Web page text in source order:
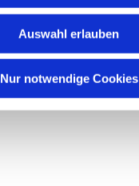
Auswahl erlauben
Nur notwendige Cookies